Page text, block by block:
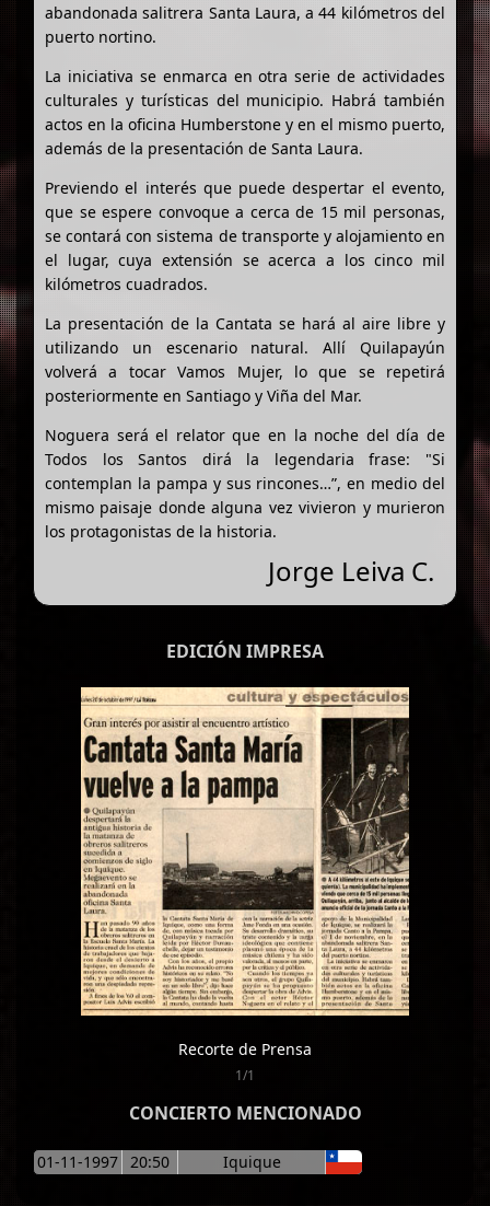
abandonada salitrera Santa Laura, a 44 kilómetros del
puerto nortino.
La iniciativa se enmarca en otra serie de actividades
culturales y turísticas del municipio. Habrá también
actos en la oficina Humberstone y en el mismo puerto,
además de la presentación de Santa Laura.
Previendo el interés que puede despertar el evento,
que se espere convoque a cerca de 15 mil personas,
se contará con sistema de transporte y alojamiento en
el lugar, cuya extensión se acerca a los cinco mil
kilómetros cuadrados.
La presentación de la Cantata se hará al aire libre y
utilizando un escenario natural. Allí Quilapayún
volverá a tocar Vamos Mujer, lo que se repetirá
posteriormente en Santiago y Viña del Mar.
Noguera será el relator que en la noche del día de
Todos los Santos dirá la legendaria frase: "Si
contemplan la pampa y sus rincones…”, en medio del
mismo paisaje donde alguna vez vivieron y murieron
los protagonistas de la historia.
Jorge Leiva C.
EDICIÓN IMPRESA
Recorte de Prensa
1/1
CONCIERTO MENCIONADO
01-11-1997 20:50 Iquique